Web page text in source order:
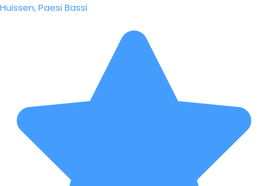
Huissen, Paesi Bassi